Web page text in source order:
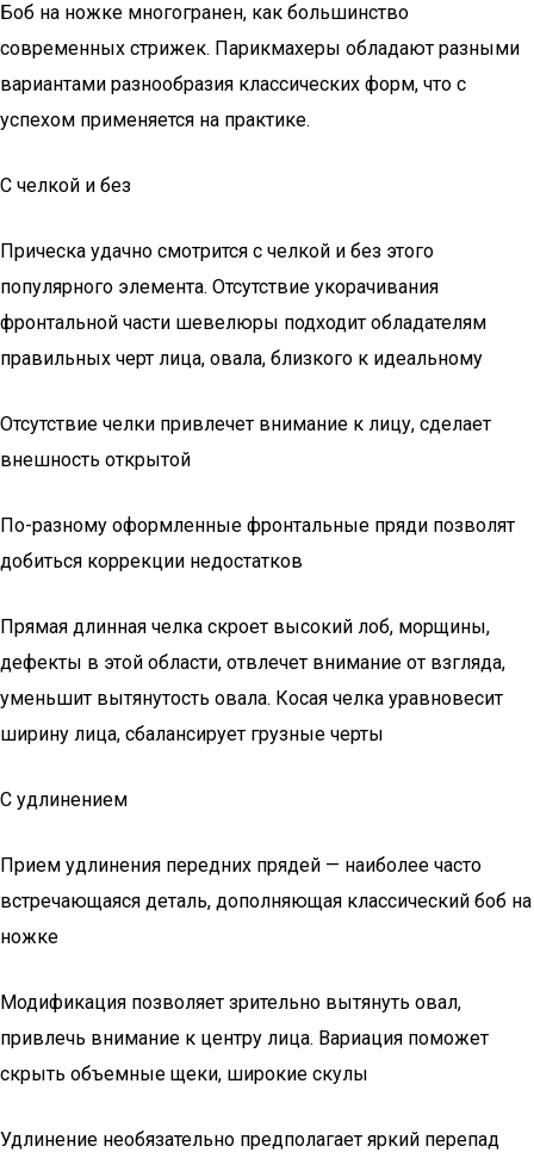
Боб на ножке многогранен, как большинство
современных стрижек. Парикмахеры обладают разными
вариантами разнообразия классических форм, что с
успехом применяется на практике.
С челкой и без
Прическа удачно смотрится с челкой и без этого
популярного элемента. Отсутствие укорачивания
фронтальной части шевелюры подходит обладателям
правильных черт лица, овала, близкого к идеальному
Отсутствие челки привлечет внимание к лицу, сделает
внешность открытой
По-разному оформленные фронтальные пряди позволят
добиться коррекции недостатков
Прямая длинная челка скроет высокий лоб, морщины,
дефекты в этой области, отвлечет внимание от взгляда,
уменьшит вытянутость овала. Косая челка уравновесит
ширину лица, сбалансирует грузные черты
С удлинением
Прием удлинения передних прядей — наиболее часто
встречающаяся деталь, дополняющая классический боб на
ножке
Модификация позволяет зрительно вытянуть овал,
привлечь внимание к центру лица. Вариация поможет
скрыть объемные щеки, широкие скулы
Удлинение необязательно предполагает яркий перепад